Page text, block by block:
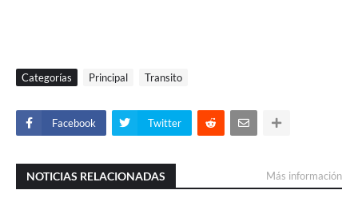
Categorías Principal Transito
Facebook Twitter
NOTICIAS RELACIONADAS Más información